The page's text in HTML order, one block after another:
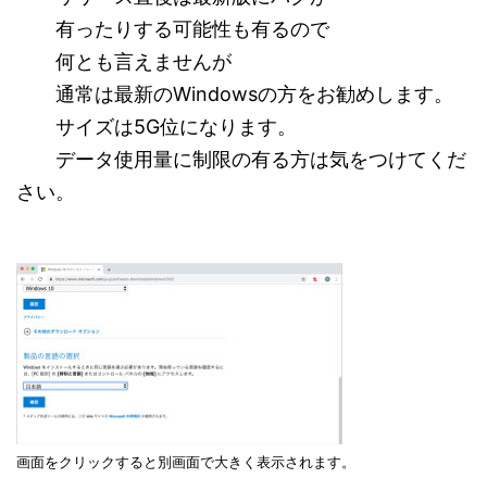
有ったりする可能性も有るので
何とも言えませんが
通常は最新のWindowsの方をお勧めします。
サイズは5G位になります。
データ使用量に制限の有る方は気をつけてくだ
さい。
画面をクリックすると別画面で大きく表示されます。